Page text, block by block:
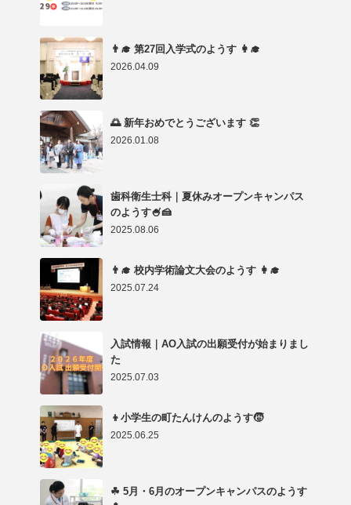
👨‍🎓 第27回入学式のようす 👩‍🎓
2026.04.09
🌅 新年おめでとうございます 👏
2026.01.08
歯科衛生士科｜夏休みオープンキャンパス
のようす🍧🍰
2025.08.06
👨‍🎓 校内学術論文大会のようす 👩‍🎓
2025.07.24
入試情報｜AO入試の出願受付が始まりまし
た
2025.07.03
👦小学生の町たんけんのようす🧒
2025.06.25
☘ 5月・6月のオープンキャンパスのようす